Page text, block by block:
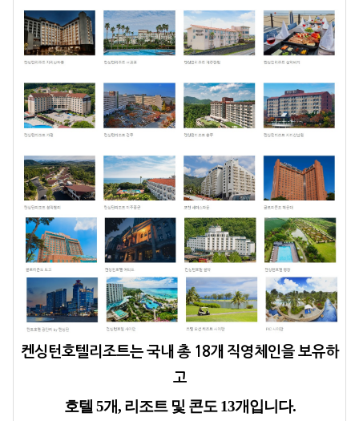
켄싱턴호텔리조트는 국내 총 18개 직영체인을 보유하
고
호텔 5개, 리조트 및 콘도 13개입니다.